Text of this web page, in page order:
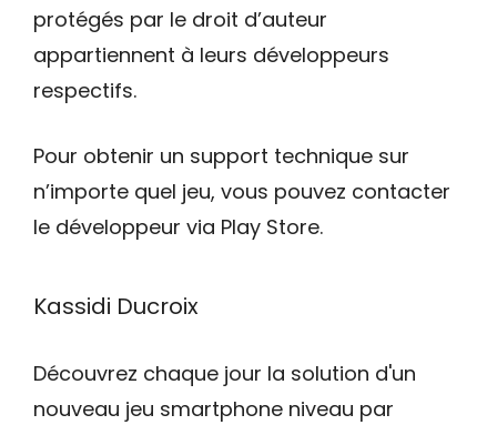
protégés par le droit d’auteur
appartiennent à leurs développeurs
respectifs.
Pour obtenir un support technique sur
n’importe quel jeu, vous pouvez contacter
le développeur via Play Store.
Kassidi Ducroix
Découvrez chaque jour la solution d'un
nouveau jeu smartphone niveau par